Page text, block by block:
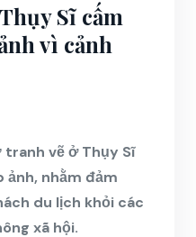
Sĩ cấm
vì cảnh
vẽ ở Thụy Sĩ
ảnh, nhằm đảm
du lịch khỏi các
xã hội.